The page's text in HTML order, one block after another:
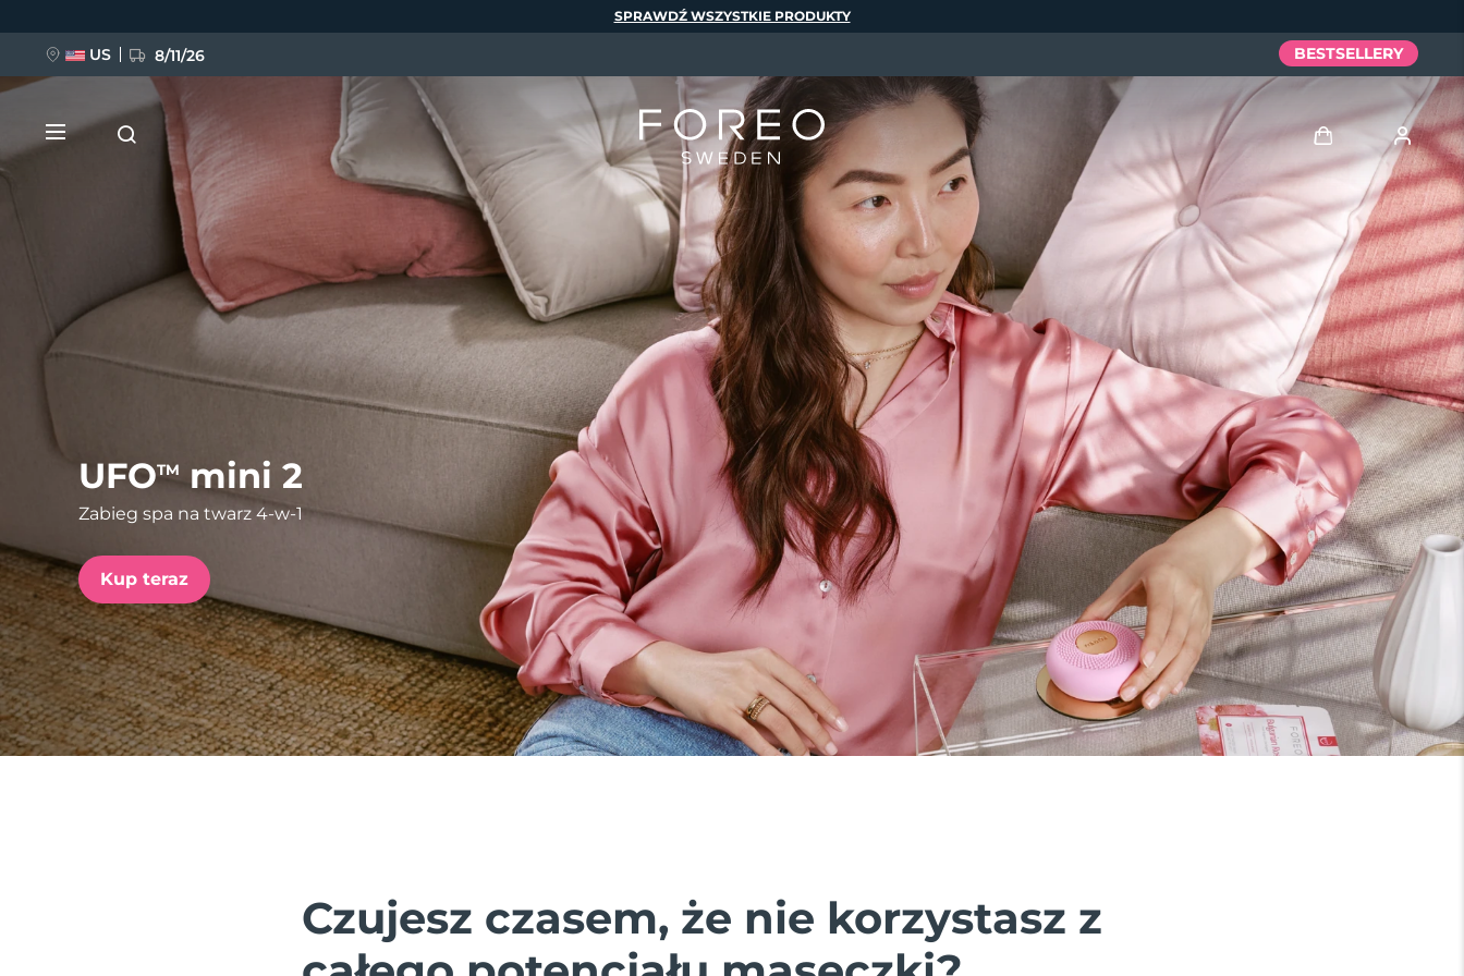
UFOTM mini 2
Zabieg spa na twarz 4-w-1
Kup teraz
Czujesz czasem, że nie korzystasz z
SPRAWDŹ WSZYSTKIE PRODUKTY
US 8/11/26 BESTSELLERY
Zaloguj
Profil użytkownika
Moje urządzenia
Moje zamówienia
Moje adresy
Moje subskrypcje
NOWOŚĆ
FAQ™ Pure Beauty-Tech Elixir
BREAKING NEWS
issa™ Teeth Whitening Set
FAQ™ Dual LED Panel
POPULARNY